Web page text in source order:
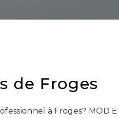
de Froges
à Froges? MOD